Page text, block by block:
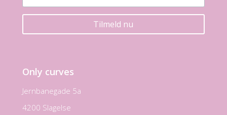
Tilmeld nu
Only curves
Jernbanegade 5a
4200 Slagelse